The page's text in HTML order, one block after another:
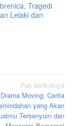
Tragedi
Lelaki dan
Pos berikutnya
Drama Moving: Cerita
yang Akan
Tersenyum dan